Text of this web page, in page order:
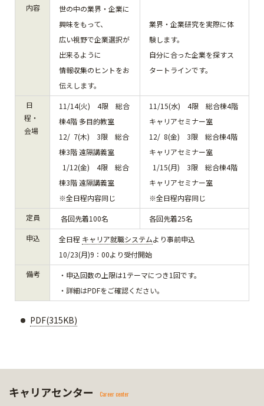
内容
世の中の業界・企業に
興味をもって、
広い視野で企業選択が
出来るように
情報収集のヒントをお
伝えします。
業界・企業研究を実際に体
験します。
自分に合った企業を探すス
タートラインです。
日
程・
会場
11/14(火) 4限 総合
棟4階 多目的教室
12/ 7(木) 3限 総合
棟3階 遠隔講義室
1/12(金) 4限 総合
棟3階 遠隔講義室
※全日程内容同じ
11/15(水) 4限 総合棟4階
キャリアセミナー室
12/ 8(金) 3限 総合棟4階
キャリアセミナー室
1/15(月) 3限 総合棟4階
キャリアセミナー室
※全日程内容同じ
定員
各回先着100名
各回先着25名
申込
全日程 キャリア就職システムより事前申込
10/23(月)9：00より受付開始
備考
・申込回数の上限は1テーマにつき1回です。
・詳細はPDFをご確認ください。
PDF(315KB)
キャリアセンター Career center